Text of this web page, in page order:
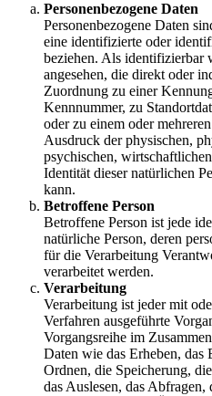
Personenbezogene Daten
Personenbezogene Daten
eine identifizierte oder
beziehen. Als identifizierbar
angesehen, die direkt oder
Zuordnung zu einer
Kennnummer, zu
oder zu einem oder
Ausdruck der physischen,
psychischen,
Identität dieser natürlichen
kann.
Betroffene Person
Betroffene Person ist jede
natürliche Person, deren
für die Verarbeitung
verarbeitet werden.
Verarbeitung
Verarbeitung ist jeder mit
Verfahren ausgeführte
Vorgangsreihe im
Daten wie das Erheben, das
Ordnen, die Speicherung,
das Auslesen, das